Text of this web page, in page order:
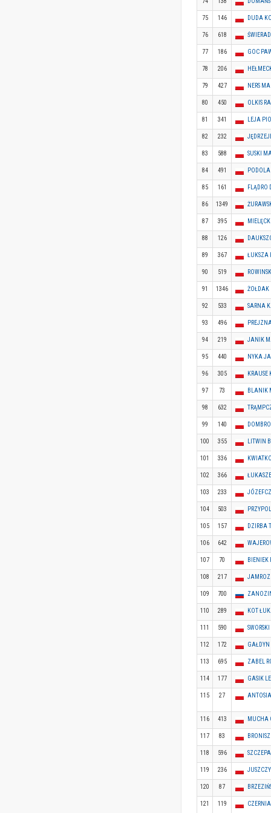
75 146 DUDA
76 618
77 186 GOC
78 206
79 427 NERS
80 450 OLKIS
81 341 LEJA
82 232
83 588 SUSKI
84 491
85 161 FLĄDRO
86 1349
87 395
88 126
89 367 ŁUKSZA
90 519
91 1346 ŻOŁDAK
92 533 SARNA
93 496
94 219 JANIK
95 440 NYKA
96 305 KRAUSE
97 73 BLANIK
98 632
99 140
100 355 LITWIN
101 336
102 366
103 233
104 503
105 157 DZIRBA
106 642
107 70 BIENIEK
108 217
109 700
110 289 KOT
111 590
112 172
113 695 ZABEL
114 177 GASIK
115 27
116 413 MUCHA
117 83
118 596
119 236
120 87
121 119